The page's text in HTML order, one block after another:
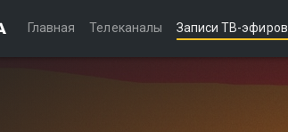
Главная Телеканалы Записи ТВ-эфиров